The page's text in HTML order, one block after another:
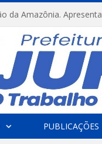
PUBLICAÇÕES